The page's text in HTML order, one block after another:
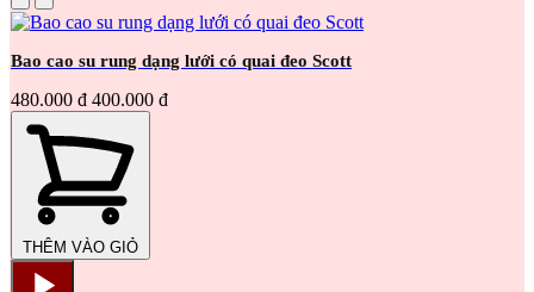
Bao cao su rung dạng lưới có quai đeo Scott
480.000 đ 400.000 đ
THÊM VÀO GIỎ